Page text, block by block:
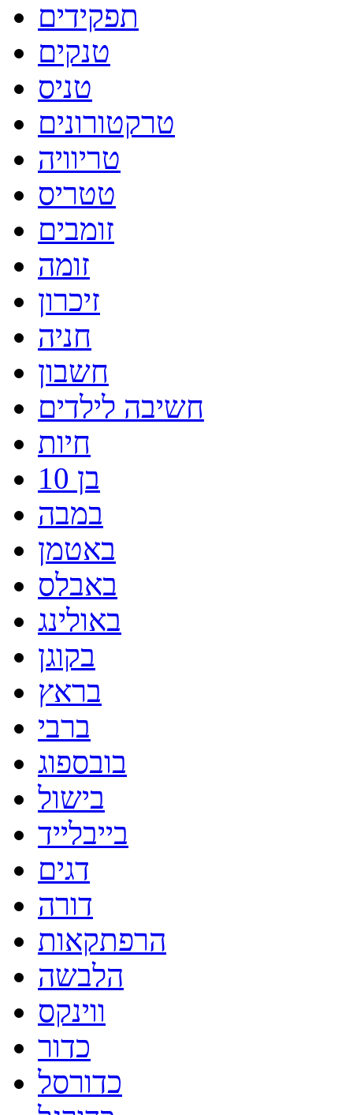
תפקידים
טנקים
טניס
טרקטורונים
טריוויה
טטריס
זומבים
זומה
זיכרון
חניה
חשבון
חשיבה לילדים
חיות
בן 10
במבה
באטמן
באבלס
באולינג
בקוגן
בראץ
ברבי
בובספוג
בישול
בייבלייד
דגים
דורה
הרפתקאות
הלבשה
ווינקס
כדור
כדורסל